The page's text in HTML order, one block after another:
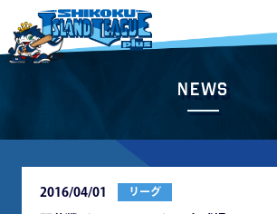
News
2016/04/01 リーグ